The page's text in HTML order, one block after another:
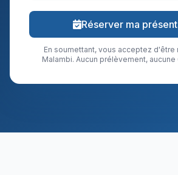
Réserver ma
En soumettant, vous acceptez d'être
Malambi. Aucun prélèvement, aucune